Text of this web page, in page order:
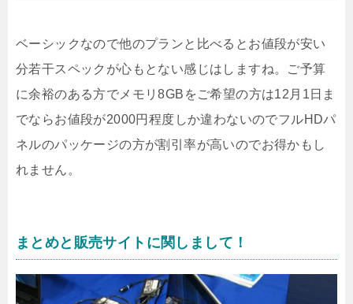
ベーシックなので他のプランと比べるとお値段が安い
分若干スペックが心もとない感じはしますね。ご予算
に余裕のある方でメモリ8GBをご希望の方は12月1日ま
でならお値段が2000円程度しか違わないのでフルHDパ
ネルのパッケージの方が割引率が高いのでお得かもし
れません。
まとめと販売サイトに関しまして！